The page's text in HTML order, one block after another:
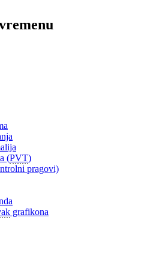
(PVT)
pragovi)
grafikona